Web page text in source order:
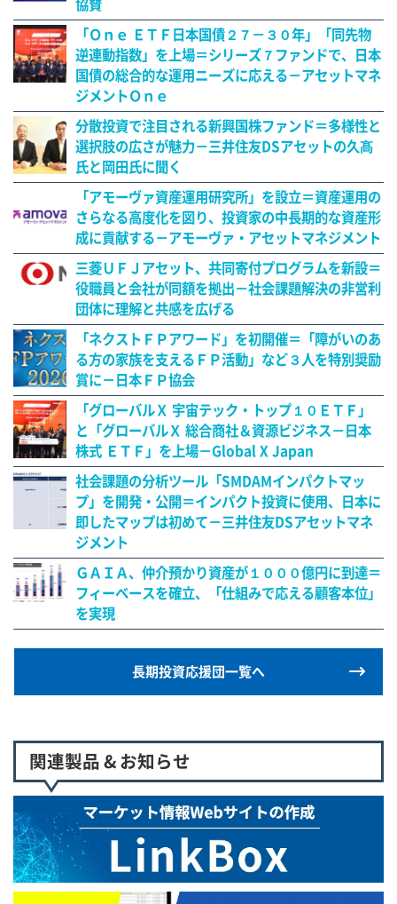
協賛
「Ｏｎｅ ＥＴＦ日本国債２７－３０年」「同先物
逆連動指数」を上場＝シリーズ７ファンドで、日本
国債の総合的な運用ニーズに応える－アセットマネ
ジメントＯｎｅ
分散投資で注目される新興国株ファンド＝多様性と
選択肢の広さが魅力－三井住友DSアセットの久髙
氏と岡田氏に聞く
「アモーヴァ資産運用研究所」を設立＝資産運用の
さらなる高度化を図り、投資家の中長期的な資産形
成に貢献する－アモーヴァ・アセットマネジメント
三菱ＵＦＪアセット、共同寄付プログラムを新設＝
役職員と会社が同額を拠出－社会課題解決の非営利
団体に理解と共感を広げる
「ネクストＦＰアワード」を初開催＝「障がいのあ
る方の家族を支えるＦＰ活動」など３人を特別奨励
賞に－日本ＦＰ協会
「グローバルＸ 宇宙テック・トップ１０ＥＴＦ」
と「グローバルＸ 総合商社＆資源ビジネス－日本
株式 ＥＴＦ」を上場－Global X Japan
社会課題の分析ツール「SMDAMインパクトマッ
プ」を開発・公開＝インパクト投資に使用、日本に
即したマップは初めて－三井住友DSアセットマネ
ジメント
ＧＡＩＡ、仲介預かり資産が１０００億円に到達＝
フィーベースを確立、「仕組みで応える顧客本位」
を実現
長期投資応援団一覧へ
関連製品 & お知らせ